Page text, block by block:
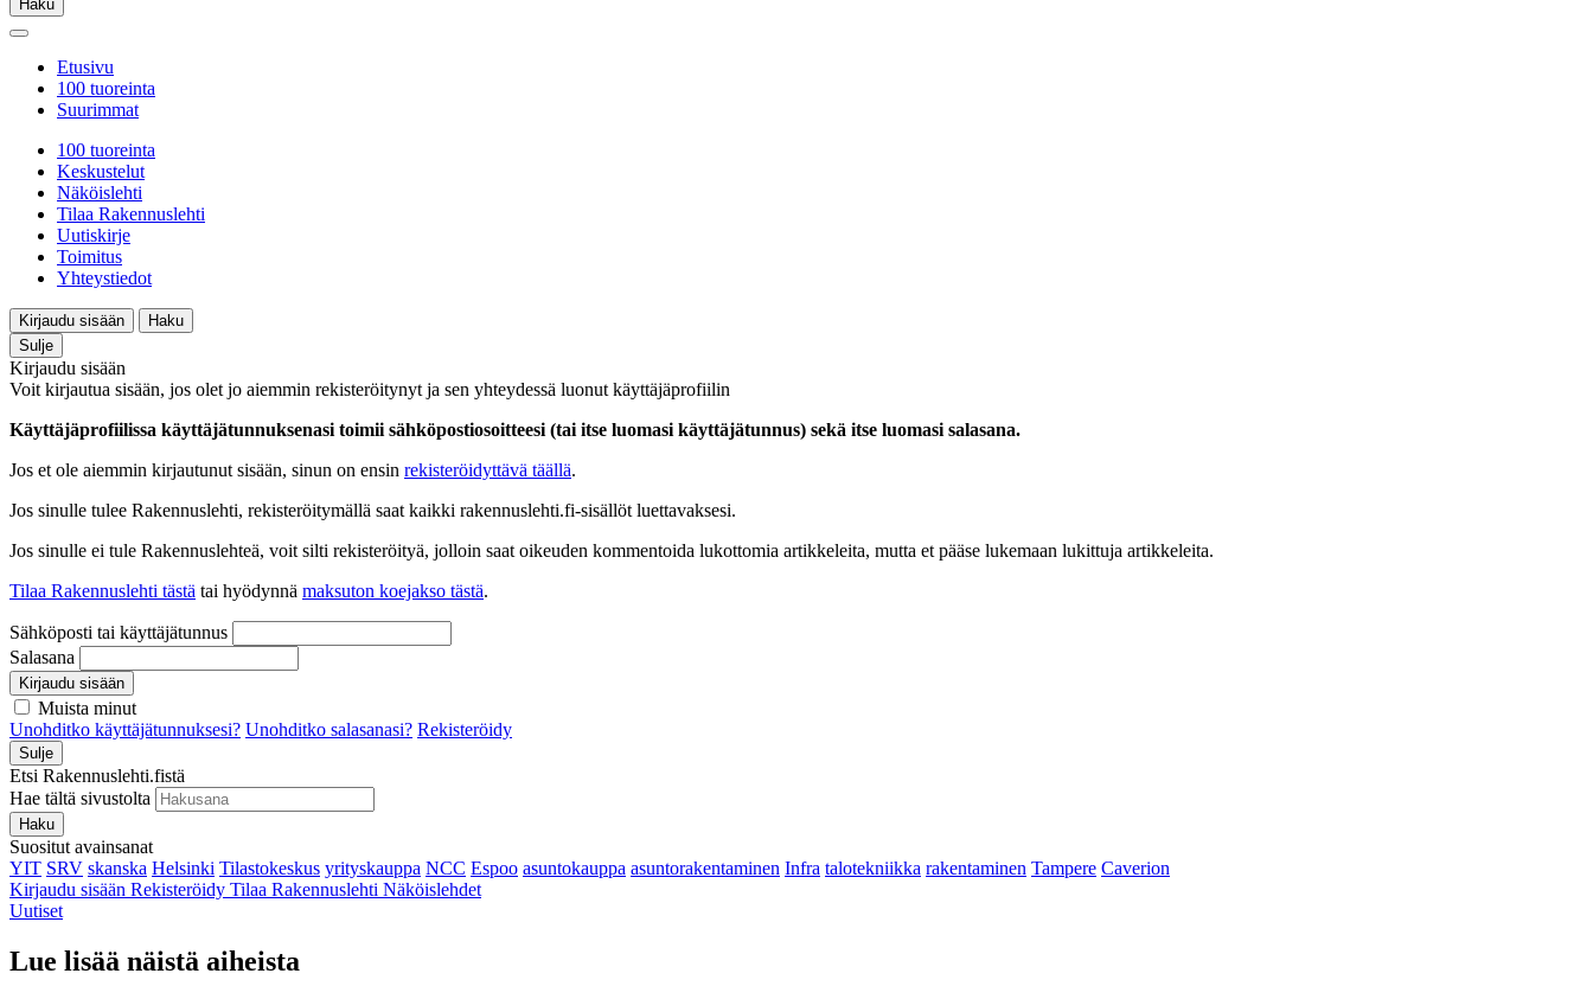
Haku
Etusivu
100 tuoreinta
Suurimmat
100 tuoreinta
Keskustelut
Näköislehti
Tilaa Rakennuslehti
Uutiskirje
Toimitus
Yhteystiedot
Kirjaudu sisään
Haku
Sulje
Kirjaudu sisään
Voit kirjautua sisään, jos olet jo aiemmin rekisteröitynyt ja sen yhteydessä luonut käyttäjäprofiilin
Käyttäjäprofiilissa käyttäjätunnuksenasi toimii sähköpostiosoitteesi (tai itse luomasi käyttäjätunnus) sekä itse luomasi salasana.
Jos et ole aiemmin kirjautunut sisään, sinun on ensin rekisteröidyttävä täällä.
Jos sinulle tulee Rakennuslehti, rekisteröitymällä saat kaikki rakennuslehti.fi-sisällöt luettavaksesi.
Jos sinulle ei tule Rakennuslehteä, voit silti rekisteröityä, jolloin saat oikeuden kommentoida lukottomia artikkeleita, mutta et pääse lukemaan lukittuja artikkeleita.
Tilaa Rakennuslehti tästä tai hyödynnä maksuton koejakso tästä.
Sähköposti tai käyttäjätunnus
Salasana
Kirjaudu sisään
Muista minut
Unohditko käyttäjätunnuksesi? Unohditko salasanasi? Rekisteröidy
Sulje
Etsi Rakennuslehti.fistä
Hae tältä sivustolta
Haku
Suositut avainsanat
YIT SRV skanska Helsinki Tilastokeskus yrityskauppa NCC Espoo asuntokauppa asuntorakentaminen Infra talotekniikka rakentaminen Tampere Caverion
Kirjaudu sisään Rekisteröidy Tilaa Rakennuslehti Näköislehdet
Uutiset
Lue lisää näistä aiheista